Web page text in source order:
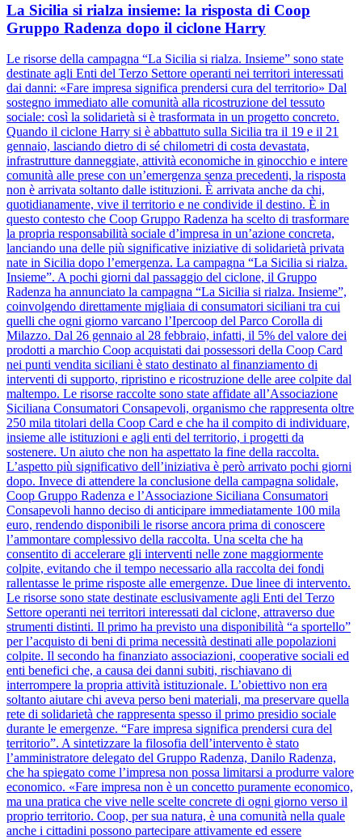
La Sicilia si rialza insieme: la risposta di Coop
Gruppo Radenza dopo il ciclone Harry
Le risorse della campagna “La Sicilia si rialza. Insieme” sono state
destinate agli Enti del Terzo Settore operanti nei territori interessati
dai danni: «Fare impresa significa prendersi cura del territorio» Dal
sostegno immediato alle comunità alla ricostruzione del tessuto
sociale: così la solidarietà si è trasformata in un progetto concreto.
Quando il ciclone Harry si è abbattuto sulla Sicilia tra il 19 e il 21
gennaio, lasciando dietro di sé chilometri di costa devastata,
infrastrutture danneggiate, attività economiche in ginocchio e intere
comunità alle prese con un’emergenza senza precedenti, la risposta
non è arrivata soltanto dalle istituzioni. È arrivata anche da chi,
quotidianamente, vive il territorio e ne condivide il destino. È in
questo contesto che Coop Gruppo Radenza ha scelto di trasformare
la propria responsabilità sociale d’impresa in un’azione concreta,
lanciando una delle più significative iniziative di solidarietà privata
nate in Sicilia dopo l’emergenza. La campagna “La Sicilia si rialza.
Insieme”. A pochi giorni dal passaggio del ciclone, il Gruppo
Radenza ha annunciato la campagna “La Sicilia si rialza. Insieme”,
coinvolgendo direttamente migliaia di consumatori siciliani tra cui
quelli che ogni giorno varcano l’Ipercoop del Parco Corolla di
Milazzo. Dal 26 gennaio al 28 febbraio, infatti, il 5% del valore dei
prodotti a marchio Coop acquistati dai possessori della Coop Card
nei punti vendita siciliani è stato destinato al finanziamento di
interventi di supporto, ripristino e ricostruzione delle aree colpite dal
maltempo. Le risorse raccolte sono state affidate all’Associazione
Siciliana Consumatori Consapevoli, organismo che rappresenta oltre
250 mila titolari della Coop Card e che ha il compito di individuare,
insieme alle istituzioni e agli enti del territorio, i progetti da
sostenere. Un aiuto che non ha aspettato la fine della raccolta.
L’aspetto più significativo dell’iniziativa è però arrivato pochi giorni
dopo. Invece di attendere la conclusione della campagna solidale,
Coop Gruppo Radenza e l’Associazione Siciliana Consumatori
Consapevoli hanno deciso di anticipare immediatamente 100 mila
euro, rendendo disponibili le risorse ancora prima di conoscere
l’ammontare complessivo della raccolta. Una scelta che ha
consentito di accelerare gli interventi nelle zone maggiormente
colpite, evitando che il tempo necessario alla raccolta dei fondi
rallentasse le prime risposte alle emergenze. Due linee di intervento.
Le risorse sono state destinate esclusivamente agli Enti del Terzo
Settore operanti nei territori interessati dal ciclone, attraverso due
strumenti distinti. Il primo ha previsto una disponibilità “a sportello”
per l’acquisto di beni di prima necessità destinati alle popolazioni
colpite. Il secondo ha finanziato associazioni, cooperative sociali ed
enti benefici che, a causa dei danni subiti, rischiavano di
interrompere la propria attività istituzionale. L’obiettivo non era
soltanto aiutare chi aveva perso beni materiali, ma preservare quella
rete di solidarietà che rappresenta spesso il primo presidio sociale
durante le emergenze. “Fare impresa significa prendersi cura del
territorio”. A sintetizzare la filosofia dell’intervento è stato
l’amministratore delegato del Gruppo Radenza, Danilo Radenza,
che ha spiegato come l’impresa non possa limitarsi a produrre valore
economico. «Fare impresa non è un concetto puramente economico,
ma una pratica che vive nelle scelte concrete di ogni giorno verso il
proprio territorio. Coop, per sua natura, è una comunità nella quale
anche i cittadini possono partecipare attivamente ed essere